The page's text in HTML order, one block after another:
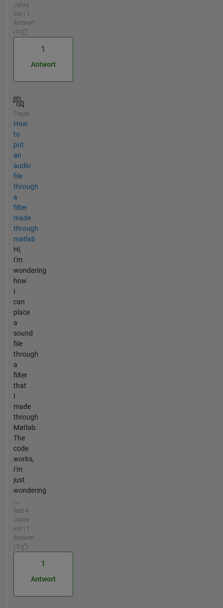
Jahre
vor | 1
Antwort
| 0
1
Antwort
Frage
How
to
put
an
audio
file
through
a
filter
made
through
matlab
Hi,
I'm
wondering
how
I
can
place
a
sound
file
through
a
filter
that
I
made
through
Matlab.
The
code
works,
I'm
just
wondering
...
fast 4
Jahre
vor | 1
Antwort
| 0
1
Antwort